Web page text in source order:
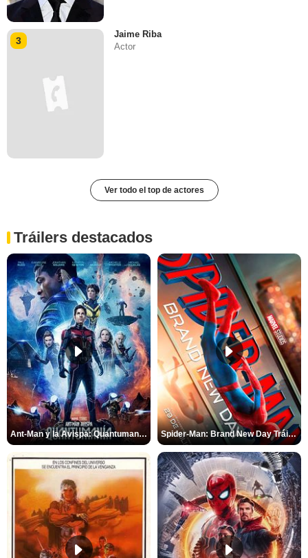
3
Jaime Riba
Actor
Ver todo el top de actores
Tráilers destacados
Ant-Man y la Avispa: Quantumanía Tráiler (2) Spider-Man: Brand New Day Tráiler (3)